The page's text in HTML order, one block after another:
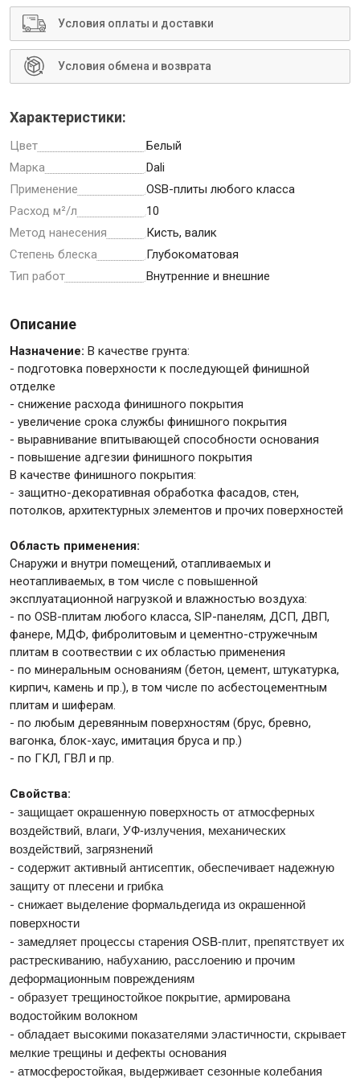
Условия оплаты и доставки
Условия обмена и возврата
Характеристики:
Цвет
Белый
Марка
Dali
Применение
ОSВ-плиты любого класса
Расход м²/л
10
Метод нанесения
Кисть, валик
Степень блеска
Глубокоматовая
Тип работ
Внутренние и внешние
Описание
Назначение: В качестве грунта:
- подготовка поверхности к последующей финишной
отделке
- снижение расхода финишного покрытия
- увеличение срока службы финишного покрытия
- выравнивание впитывающей способности основания
- повышение адгезии финишного покрытия
В качестве финишного покрытия:
- защитно-декоративная обработка фасадов, стен,
потолков, архитектурных элементов и прочих поверхностей
Область применения:
Снаружи и внутри помещений, отапливаемых и
неотапливаемых, в том числе с повышенной
эксплуатационной нагрузкой и влажностью воздуха:
- по OSB-плитам любого класса, SIP-панелям, ДСП, ДВП,
фанере, МДФ, фибролитовым и цементно-стружечным
плитам в соотвествии с их областью применения
- по минеральным основаниям (бетон, цемент, штукатурка,
кирпич, камень и пр.), в том числе по асбестоцементным
плитам и шиферам.
- по любым деревянным поверхностям (брус, бревно,
вагонка, блок-хаус, имитация бруса и пр.)
- по ГКЛ, ГВЛ и пр.
Свойства:
- защищает окрашенную поверхность от атмосферных
воздействий, влаги, УФ-излучения, механических
воздействий, загрязнений
- содержит активный антисептик, обеспечивает надежную
защиту от плесени и грибка
- снижает выделение формальдегида из окрашенной
поверхности
- замедляет процессы старения OSB-плит, препятствует их
растрескиванию, набуханию, расслоению и прочим
деформационным повреждениям
- образует трещиностойкое покрытие, армирована
водостойким волокном
- обладает высокими показателями эластичности, скрывает
мелкие трещины и дефекты основания
- атмосферостойкая, выдерживает сезонные колебания
Инструменты
Малярный инструмент
Специализированный инструмент
Пистолеты для ремонта
Инструмент для штукатурно-отделочных работ
Ещё 2
Крепежи
Анкеры
Монтажные ленты
Канаты, шнуры
Всё для дома и сада
Товары для бани и сауны
Оборудование для клининга и уборки